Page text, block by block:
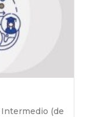
Intermedio (de